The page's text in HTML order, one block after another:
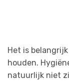
Het is
houden.
natuurlijk niet